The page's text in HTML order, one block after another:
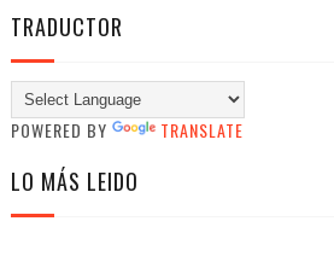
TRADUCTOR
POWERED BY TRANSLATE
LO MÁS LEIDO